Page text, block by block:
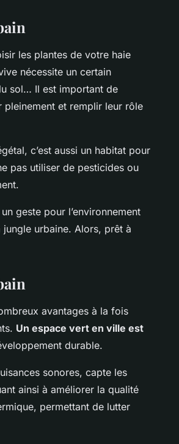
les plantes de votre haie
nécessite un certain
sol… Il est important de
pleinement et remplir leur rôle
c’est aussi un habitat pour
pas utiliser de pesticides ou
geste pour l’environnement
urbaine. Alors, prêt à
avantages à la fois
Un espace vert en ville est
durable.
sonores, capte les
ainsi à améliorer la qualité
permettant de lutter